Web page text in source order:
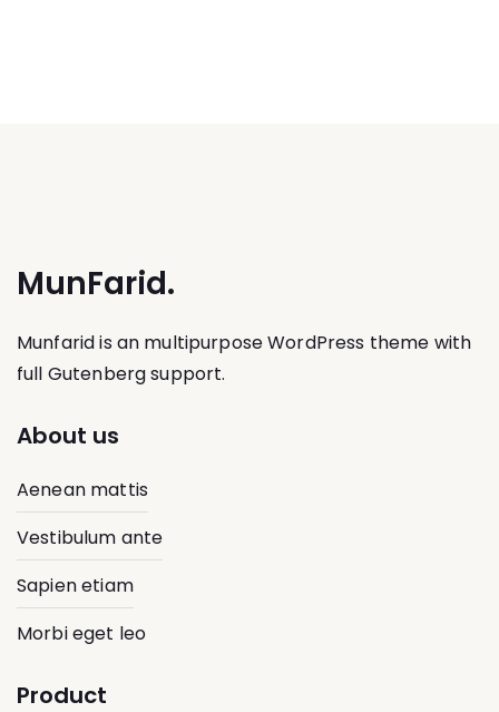
MunFarid.
Munfarid is an multipurpose WordPress theme with
full Gutenberg support.
About us
Aenean mattis
Vestibulum ante
Sapien etiam
Morbi eget leo
Product